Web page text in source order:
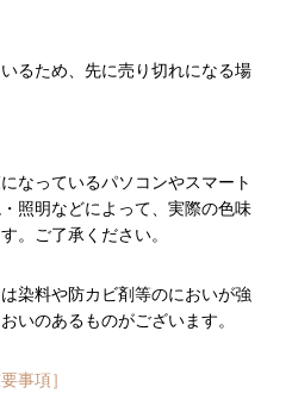
るため、先に売り切れになる場
なっているパソコンやスマート
照明などによって、実際の色味
。ご了承ください。
染料や防カビ剤等のにおいが強
いのあるものがございます。
要事項］